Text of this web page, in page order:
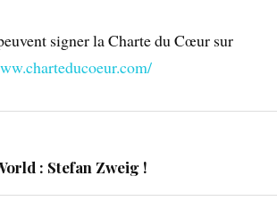
signer la Charte du Cœur sur
: Stefan Zweig !